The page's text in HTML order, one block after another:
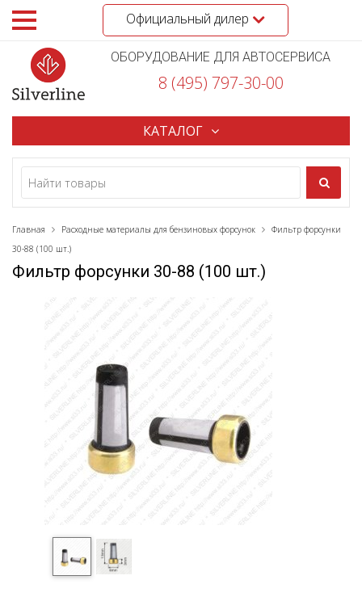
Официальный дилер
ОБОРУДОВАНИЕ ДЛЯ АВТОСЕРВИСА
8 (495) 797-30-00
КАТАЛОГ
Главная Расходные материалы для бензиновых форсунок
Фильтр форсунки
30-88 (100 шт.)
Фильтр форсунки 30-88 (100 шт.)